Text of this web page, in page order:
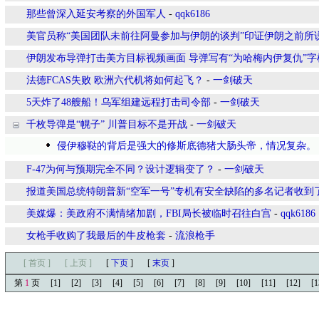
那些曾深入延安考察的外国军人 - qqk6186
美官员称“美国团队未前往阿曼参加与伊朗的谈判”印证伊朗之前所
伊朗发布导弹打击美方目标视频画面 导弹写有“为哈梅内伊复仇”字
法德FCAS失败 欧洲六代机将如何起飞？ - 一剑破天
5天炸了48艘船！乌军组建远程打击司令部 - 一剑破天
千枚导弹是“幌子” 川普目标不是开战 - 一剑破天
侵伊穆鞑的背后是强大的修斯底德猪大肠头帝，情况复杂。
F-47为何与预期完全不同？设计逻辑变了？ - 一剑破天
报道美国总统特朗普新“空军一号”专机有安全缺陷的多名记者收到
美媒爆：美政府不满情绪加剧，FBI局长被临时召往白宫 - qqk6186
女枪手收购了我最后的牛皮枪套 - 流浪枪手
[ 首页 ] [ 上页 ] [ 下页 ] [ 末页 ]
第 1 页 [1] [2] [3] [4] [5] [6] [7] [8] [9] [10] [11] [12]